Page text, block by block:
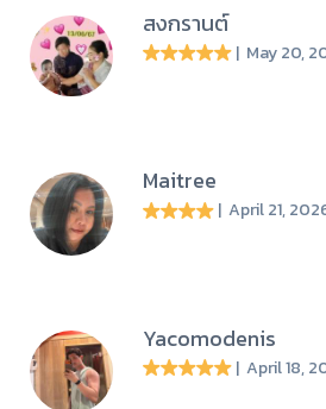
สงกรานต์
| May 20,
Maitree
| April 21,
Yacomodenis
| April 18,